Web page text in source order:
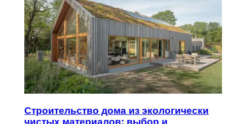
Строительство дома из экологически
чистых материалов: выбор и